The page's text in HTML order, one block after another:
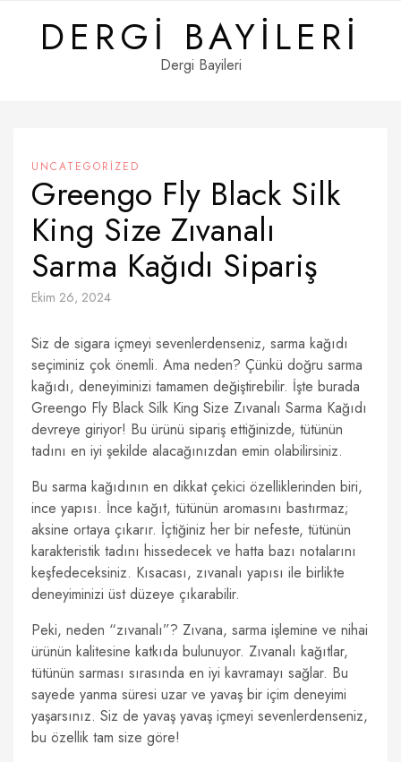
contentDERGI BAYILERI
Dergi Bayileri
UNCATEGORIZED
Greengo Fly Black Silk
King Size Zıvanalı
Sarma Kağıdı Sipariş
Ekim 26, 2024
Siz de sigara içmeyi sevenlerdenseniz, sarma kağıdı
seçiminiz çok önemli. Ama neden? Çünkü doğru sarma
kağıdı, deneyiminizi tamamen değiştirebilir. İşte burada
Greengo Fly Black Silk King Size Zıvanalı Sarma Kağıdı
devreye giriyor! Bu ürünü sipariş ettiğinizde, tütünün
tadını en iyi şekilde alacağınızdan emin olabilirsiniz.
Bu sarma kağıdının en dikkat çekici özelliklerinden biri,
ince yapısı. İnce kağıt, tütünün aromasını bastırmaz;
aksine ortaya çıkarır. İçtiğiniz her bir nefeste, tütünün
karakteristik tadını hissedecek ve hatta bazı notalarını
keşfedeceksiniz. Kısacası, zıvanalı yapısı ile birlikte
deneyiminizi üst düzeye çıkarabilir.
Peki, neden “zıvanalı”? Zıvana, sarma işlemine ve nihai
ürünün kalitesine katkıda bulunuyor. Zıvanalı kağıtlar,
tütünün sarması sırasında en iyi kavramayı sağlar. Bu
sayede yanma süresi uzar ve yavaş bir içim deneyimi
yaşarsınız. Siz de yavaş yavaş içmeyi sevenlerdenseniz,
bu özellik tam size göre!